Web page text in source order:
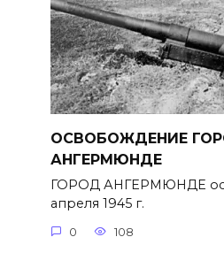
ОСВОБОЖДЕНИЕ
АНГЕРМЮНДЕ
ГОРОД АНГЕРМЮНДЕ
апреля 1945 г.
0 108